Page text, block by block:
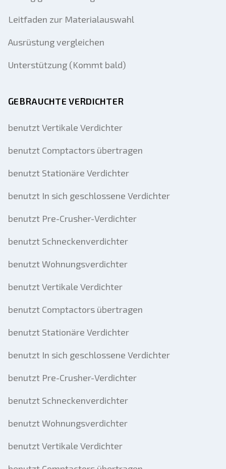
Leitfaden zur Materialauswahl
Ausrüstung vergleichen
Unterstützung (Kommt bald)
GEBRAUCHTE VERDICHTER
benutzt Vertikale Verdichter
benutzt Comptactors übertragen
benutzt Stationäre Verdichter
benutzt In sich geschlossene Verdichter
benutzt Pre-Crusher-Verdichter
benutzt Schneckenverdichter
benutzt Wohnungsverdichter
benutzt Vertikale Verdichter
benutzt Comptactors übertragen
benutzt Stationäre Verdichter
benutzt In sich geschlossene Verdichter
benutzt Pre-Crusher-Verdichter
benutzt Schneckenverdichter
benutzt Wohnungsverdichter
benutzt Vertikale Verdichter